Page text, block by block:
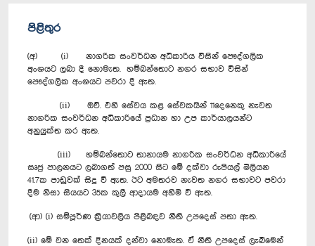
පිළිතුර
(අ) (i) නාගරික සංවර්ධන අධිකාරිය විසින් පෞද්ගලික
අංශයට ලබා දී නොමැත. හම්බන්තොට නගර සභාව විසින්
පෞද්ගලික අංශයට පවරා දී ඇත.
(ii) ඔව්. එහි සේවය කළ සේවකයින් 11දෙනෙකු නැවත
නාගරික සංවර්ධන අධිකාරියේ ප්‍රධාන හා උප කාර්යාලයන්ට
අනුයුක්ත කර ඇත.
(iii) හම්බන්තොට තානායම නාගරික සංවර්ධන අධිකාරියේ
සෘජු පාලනයට ලබාගත් පසු 2000 සිට මේ දක්වා රුපියල් මිලියන
41.7ක පාඩුවක් සිදු වී ඇත. ඊට අමතරව නැවත නගර සභාවට පවරා
දීම නිසා සියයට 35ක කුලී ආදායම අහිමි වී ඇත.
(ආ) (i) සම්පූර්ණ ක්‍රියාවලිය පිළිබඳව නීති උපදෙස් පතා ඇත.
(ii) මේ වන තෙක් දිනයක් දන්වා නොමැත. ඒ නීති උපදෙස් ලැබීමෙන්